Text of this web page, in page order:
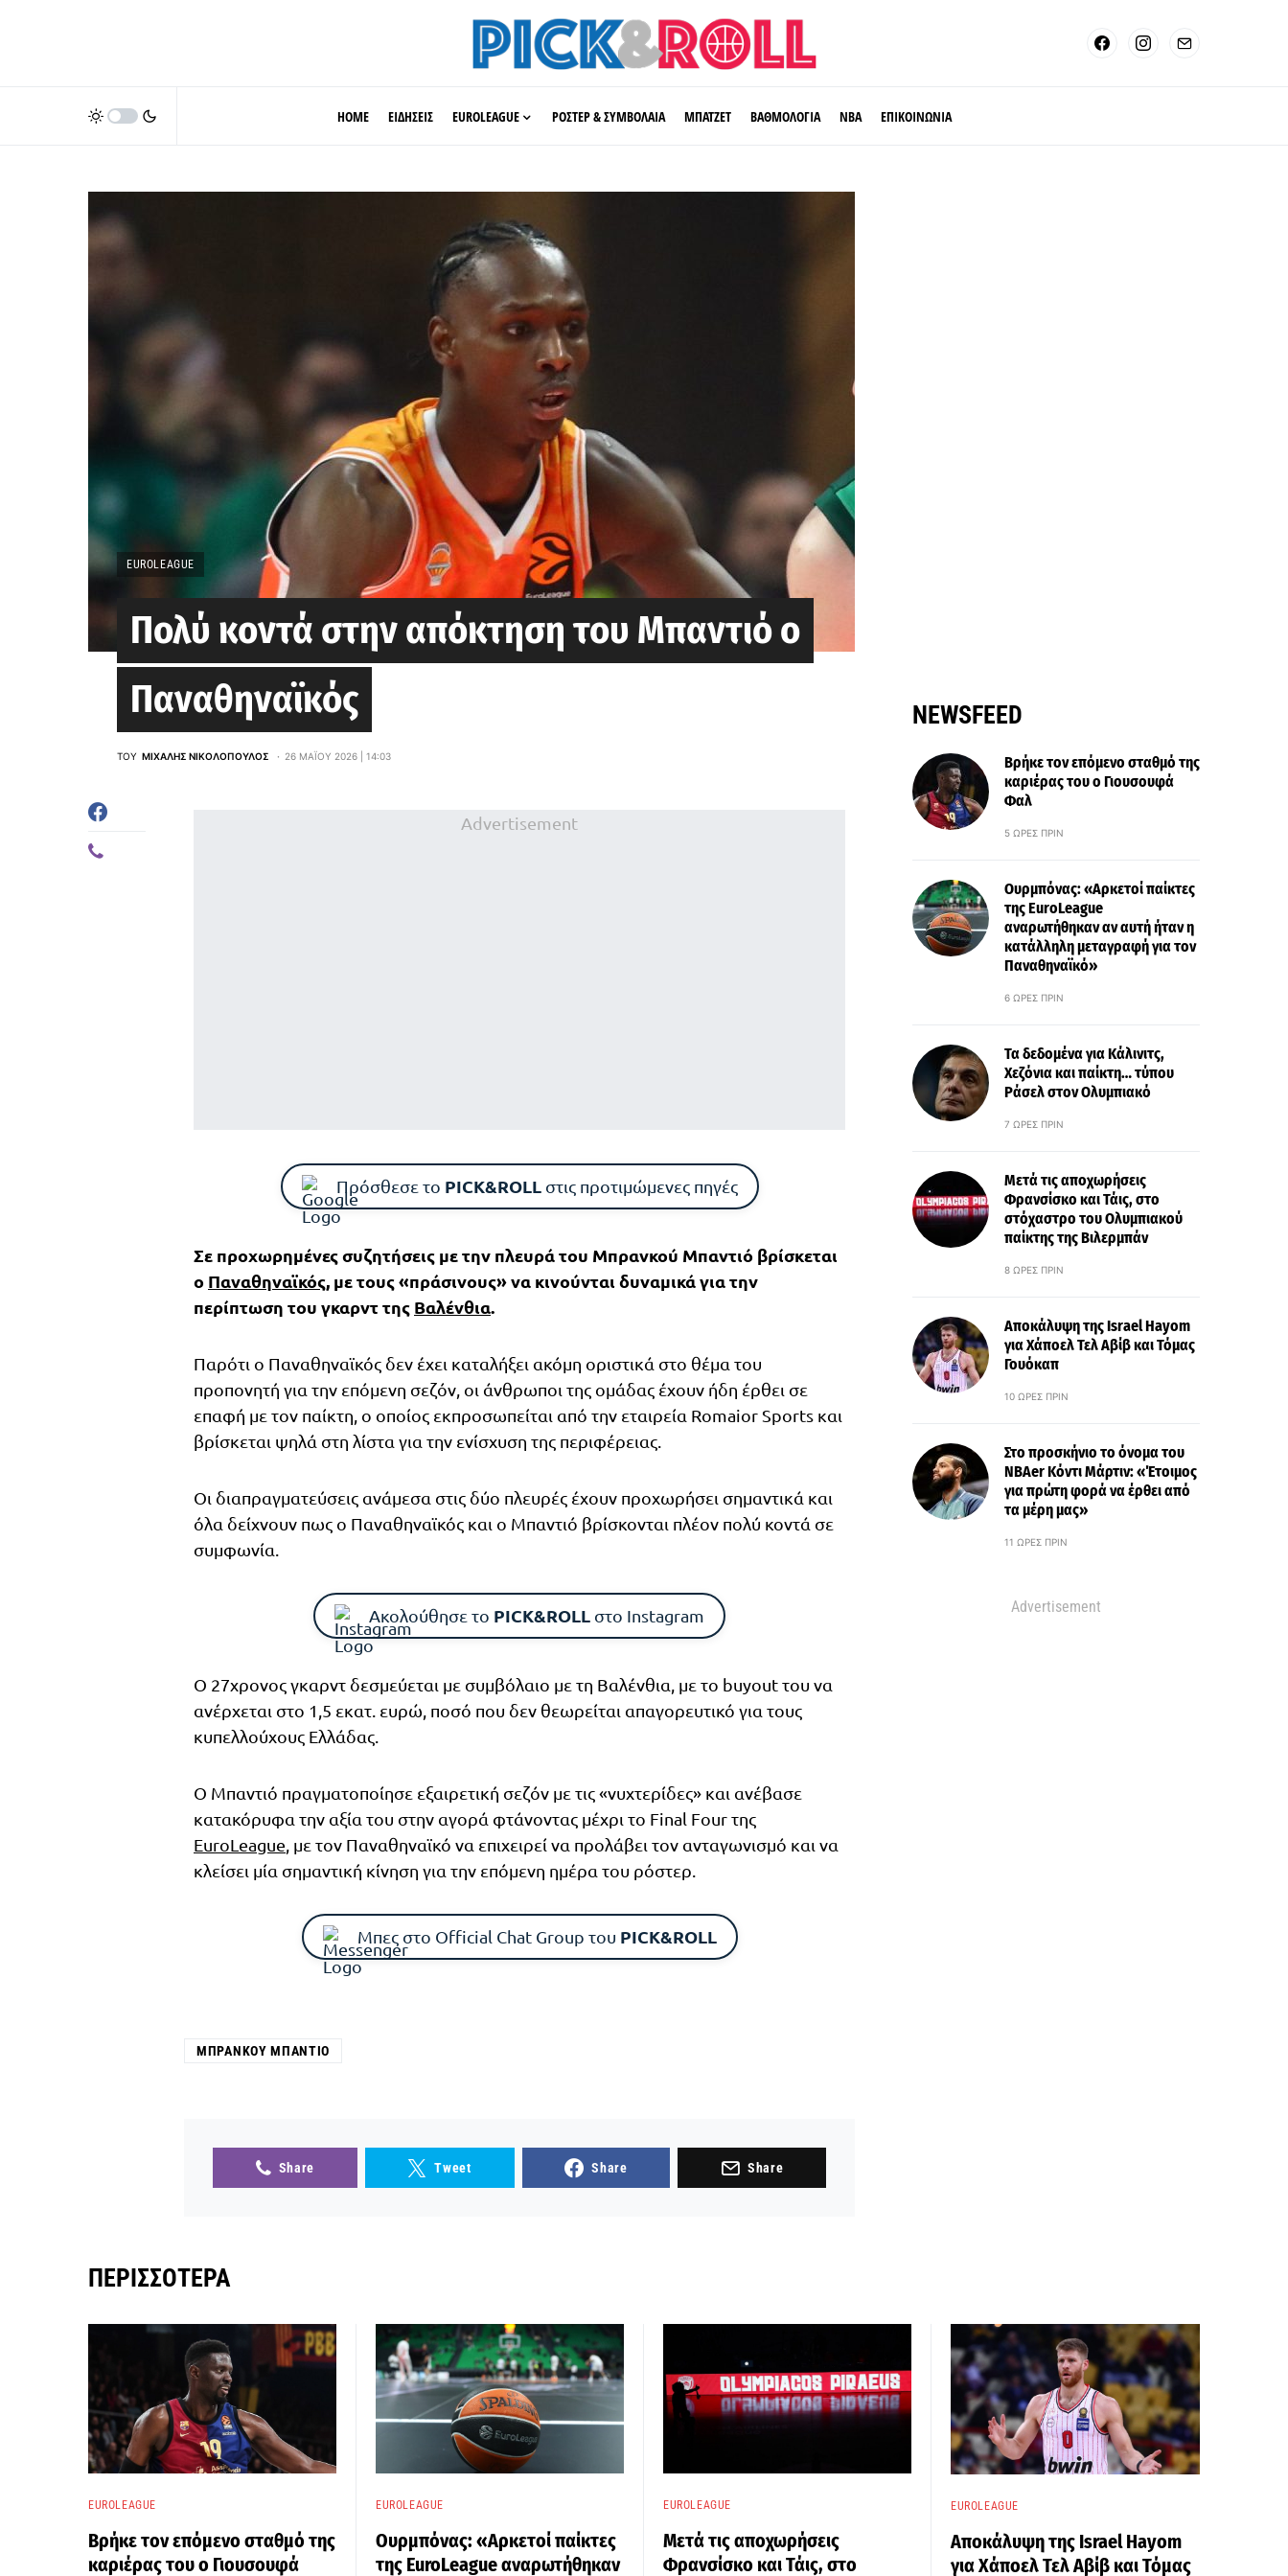
HOME ΕΙΔΗΣΕΙΣ EUROLEAGUE ΡΟΣΤΕΡ & ΣΥΜΒΟΛΑΙΑ ΜΠΑΤΖΕΤ ΒΑΘΜΟΛΟΓΙΑ ΝΒΑ ΕΠΙΚΟΙΝΩΝΙΑ
EUROLEAGUE
Πολύ κοντά στην απόκτηση του Μπαντιό ο
Παναθηναϊκός
ΤΟΥ ΜΙΧΆΛΗΣ ΝΙΚΟΛΌΠΟΥΛΟΣ 26 ΜΑΪ́ΟΥ 2026 | 14:03
Advertisement
Πρόσθεσε το PICK&ROLLστις προτιμώμενες πηγές
Σε προχωρημένες συζητήσεις με την πλευρά του Μπρανκού Μπαντιό βρίσκεται
ο Παναθηναϊκός, με τους «πράσινους» να κινούνται δυναμικά για την
περίπτωση του γκαρντ της Βαλένθια.
Παρότι ο Παναθηναϊκός δεν έχει καταλήξει ακόμη οριστικά στο θέμα του
προπονητή για την επόμενη σεζόν, οι άνθρωποι της ομάδας έχουν ήδη έρθει σε
επαφή με τον παίκτη, ο οποίος εκπροσωπείται από την εταιρεία Romaior Sports και
βρίσκεται ψηλά στη λίστα για την ενίσχυση της περιφέρειας.
Οι διαπραγματεύσεις ανάμεσα στις δύο πλευρές έχουν προχωρήσει σημαντικά και
όλα δείχνουν πως ο Παναθηναϊκός και ο Μπαντιό βρίσκονται πλέον πολύ κοντά σε
συμφωνία.
Ακολούθησε το PICK&ROLL στο Instagram
Ο 27χρονος γκαρντ δεσμεύεται με συμβόλαιο με τη Βαλένθια, με το buyout του να
ανέρχεται στο 1,5 εκατ. ευρώ, ποσό που δεν θεωρείται απαγορευτικό για τους
κυπελλούχους Ελλάδας.
Ο Μπαντιό πραγματοποίησε εξαιρετική σεζόν με τις «νυχτερίδες» και ανέβασε
κατακόρυφα την αξία του στην αγορά φτάνοντας μέχρι το Final Four της
EuroLeague, με τον Παναθηναϊκό να επιχειρεί να προλάβει τον ανταγωνισμό και να
κλείσει μία σημαντική κίνηση για την επόμενη ημέρα του ρόστερ.
Μπες στο Official Chat Group του PICK&ROLL
ΜΠΡΆΝΚΟΥ ΜΠΆΝΤΙΟ
Share Tweet Share Share
NEWSFEED
Βρήκε τον επόμενο σταθμό της
καριέρας του ο Γιουσουφά
Φαλ
5 ΏΡΕΣ ΠΡΙΝ
Ουρμπόνας: «Αρκετοί παίκτες
της EuroLeague
αναρωτήθηκαν αν αυτή ήταν η
κατάλληλη μεταγραφή για τον
Παναθηναϊκό»
6 ΏΡΕΣ ΠΡΙΝ
Τα δεδομένα για Κάλινιτς,
Χεζόνια και παίκτη… τύπου
Ράσελ στον Ολυμπιακό
7 ΏΡΕΣ ΠΡΙΝ
Μετά τις αποχωρήσεις
Φρανσίσκο και Τάις, στο
στόχαστρο του Ολυμπιακού
παίκτης της Βιλερμπάν
8 ΏΡΕΣ ΠΡΙΝ
Αποκάλυψη της Israel Hayom
για Χάποελ Τελ Αβίβ και Τόμας
Γουόκαπ
10 ΏΡΕΣ ΠΡΙΝ
Στο προσκήνιο το όνομα του
ΝΒΑer Κόντι Μάρτιν: «Έτοιμος
για πρώτη φορά να έρθει από
τα μέρη μας»
11 ΏΡΕΣ ΠΡΙΝ
Advertisement
ΠΕΡΙΣΣΌΤΕΡΑ
EUROLEAGUE
Βρήκε τον επόμενο σταθμό της
καριέρας του ο Γιουσουφά
EUROLEAGUE
Ουρμπόνας: «Αρκετοί παίκτες
της EuroLeague αναρωτήθηκαν
EUROLEAGUE
Μετά τις αποχωρήσεις
Φρανσίσκο και Τάις, στο
EUROLEAGUE
Αποκάλυψη της Israel Hayom
για Χάποελ Τελ Αβίβ και Τόμας